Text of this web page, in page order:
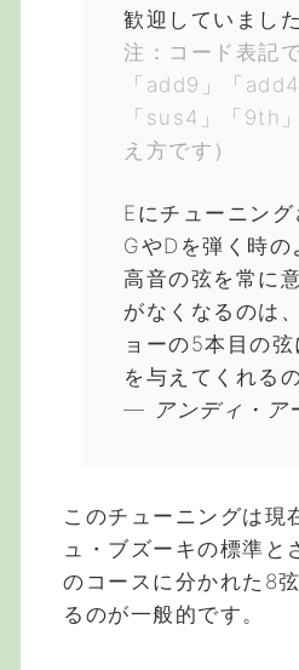
歓迎していました
注：コード表記
「add9」「add4
「sus4」「9th
え方です）
Eにチューニン
GやDを弾く時の
高音の弦を常に
がなくなるのは
ョーの5本目の
を与えてくれる
― アンディ・ア
このチューニングは現
ュ・ブズーキの標準と
のコースに分かれた8
るのが一般的です。